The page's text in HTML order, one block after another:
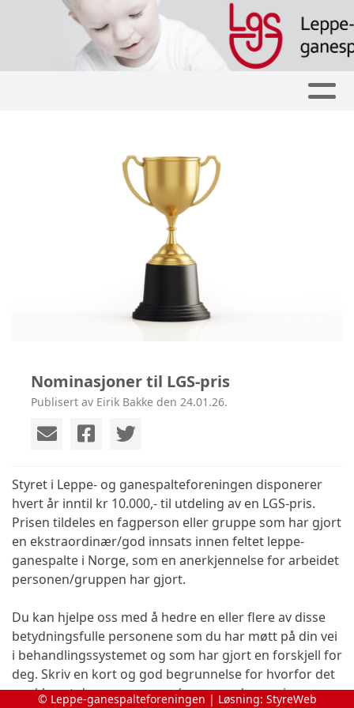
Nominasjoner til LGS-pris
Publisert av Eirik Bakke den 24.01.26.
Styret i Leppe- og ganespalteforeningen disponerer
hvert år inntil kr 10.000,- til utdeling av en LGS-pris.
Prisen tildeles en fagperson eller gruppe som har gjort
en ekstraordinær/god innsats innen feltet leppe-
ganespalte i Norge, som en anerkjennelse for arbeidet
personen/gruppen har gjort.
Du kan hjelpe oss med å hedre en eller flere av disse
betydningsfulle personene som du har møtt på din vei
i behandlingssystemet og som har gjort en forskjell for
deg. Skriv en kort og god begrunnelse for hvorfor det
er akkurat denne personen/gruppen du nominerer og
© Leppe-ganespalteforeningen | Løsning: StyreWeb